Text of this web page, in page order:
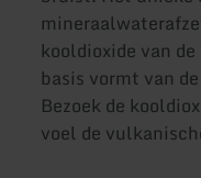
kooldioxide van
basis vormt van
Bezoek de
voel de